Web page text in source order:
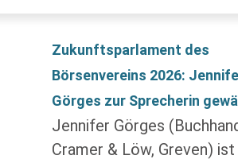
Zukunftsparlament des
Börsenvereins 2026:
Görges zur Sprecherin
Jennifer Görges
Cramer & Löw, Greven) ist